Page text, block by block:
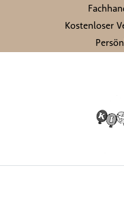
Kostenloser